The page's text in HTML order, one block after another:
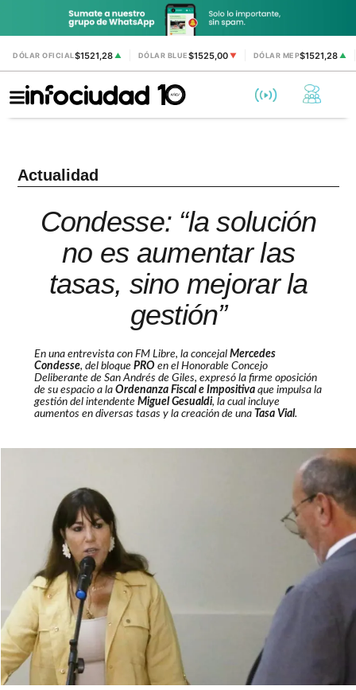
DÓLAR OFICIAL$1521,28 ▲ DÓLAR BLUE$1525,00 ▼ DÓLAR MEP$1521,28▲
Actualidad
Condesse: “la solución
no es aumentar las
tasas, sino mejorar la
gestión”
En una entrevista con FM Libre, la concejal Mercedes
Condesse, del bloque PROen el Honorable Concejo
Deliberante de San Andrés de Giles, expresó la firme oposición
de su espacio a la Ordenanza Fiscal e Impositivaque impulsa la
gestión del intendente Miguel Gesualdi, la cual incluye
aumentos en diversas tasas y la creación de una Tasa Vial.